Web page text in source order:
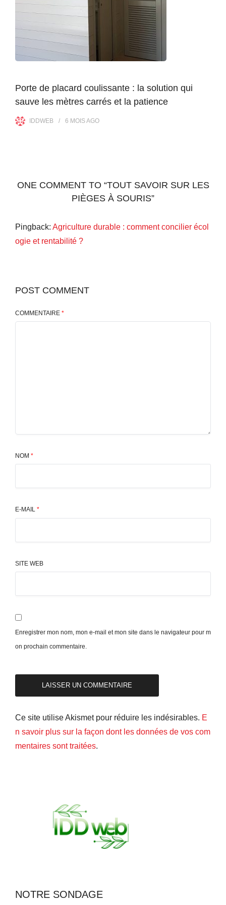
Porte de placard coulissante : la solution qui
sauve les mètres carrés et la patience
IDDWEB 6 MOISAGO
ONE COMMENT TO “TOUT SAVOIR SUR LES
PIÈGES À SOURIS”
Pingback: Agriculture durable : comment concilier écol
ogie et rentabilité ?
POST COMMENT
COMMENTAIRE *
NOM *
E-MAIL *
SITE WEB
Enregistrer mon nom, mon e-mail et mon site dans le navigateur pour m
on prochain commentaire.
Ce site utilise Akismet pour réduire les indésirables. E
n savoir plus sur la façon dont les données de vos com
mentaires sont traitées.
NOTRE SONDAGE